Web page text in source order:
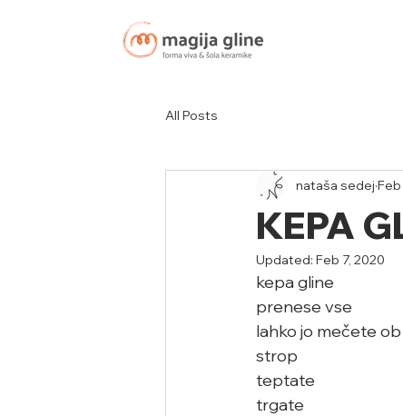
All Posts
KEPA
nataša sedej Feb
Updated: Feb 7, 2020
kepa gline
prenese vse
lahko jo mečete ob
strop
teptate
trgate